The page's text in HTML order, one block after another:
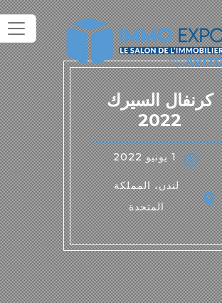
كرنفال السيرك
2022
1 يونيو 2022
لندن، المملكة
المتحدة